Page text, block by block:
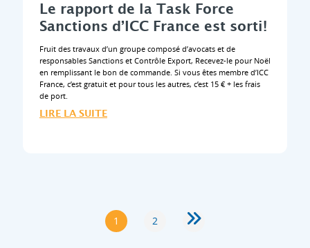
Le rapport de la Task Force
Sanctions d’ICC France est sorti!
Fruit des travaux d’un groupe composé d’avocats et de
responsables Sanctions et Contrôle Export, Recevez-le pour Noël
en remplissant le bon de commande. Si vous êtes membre d’ICC
France, c’est gratuit et pour tous les autres, c’est 15 € + les frais
de port.
LIRE LA SUITE
PAGE1 2